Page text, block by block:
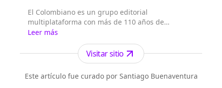
El Colombiano es un grupo editorial
multiplataforma con más de 110 años de
existencia. Nació en la ciudad de Medellín en
Antioquia. Fundado el 6 de febrero de 1912 por
Francisco de Paula Pérez, se ha especializado en
la investigación y generación de contenidos
periodísticos para diferentes plataformas en las
que provee a las audiencias de piezas mult...
Leer más
Visitar sitio
Este artículo fue curado por Santiago Buenaventura